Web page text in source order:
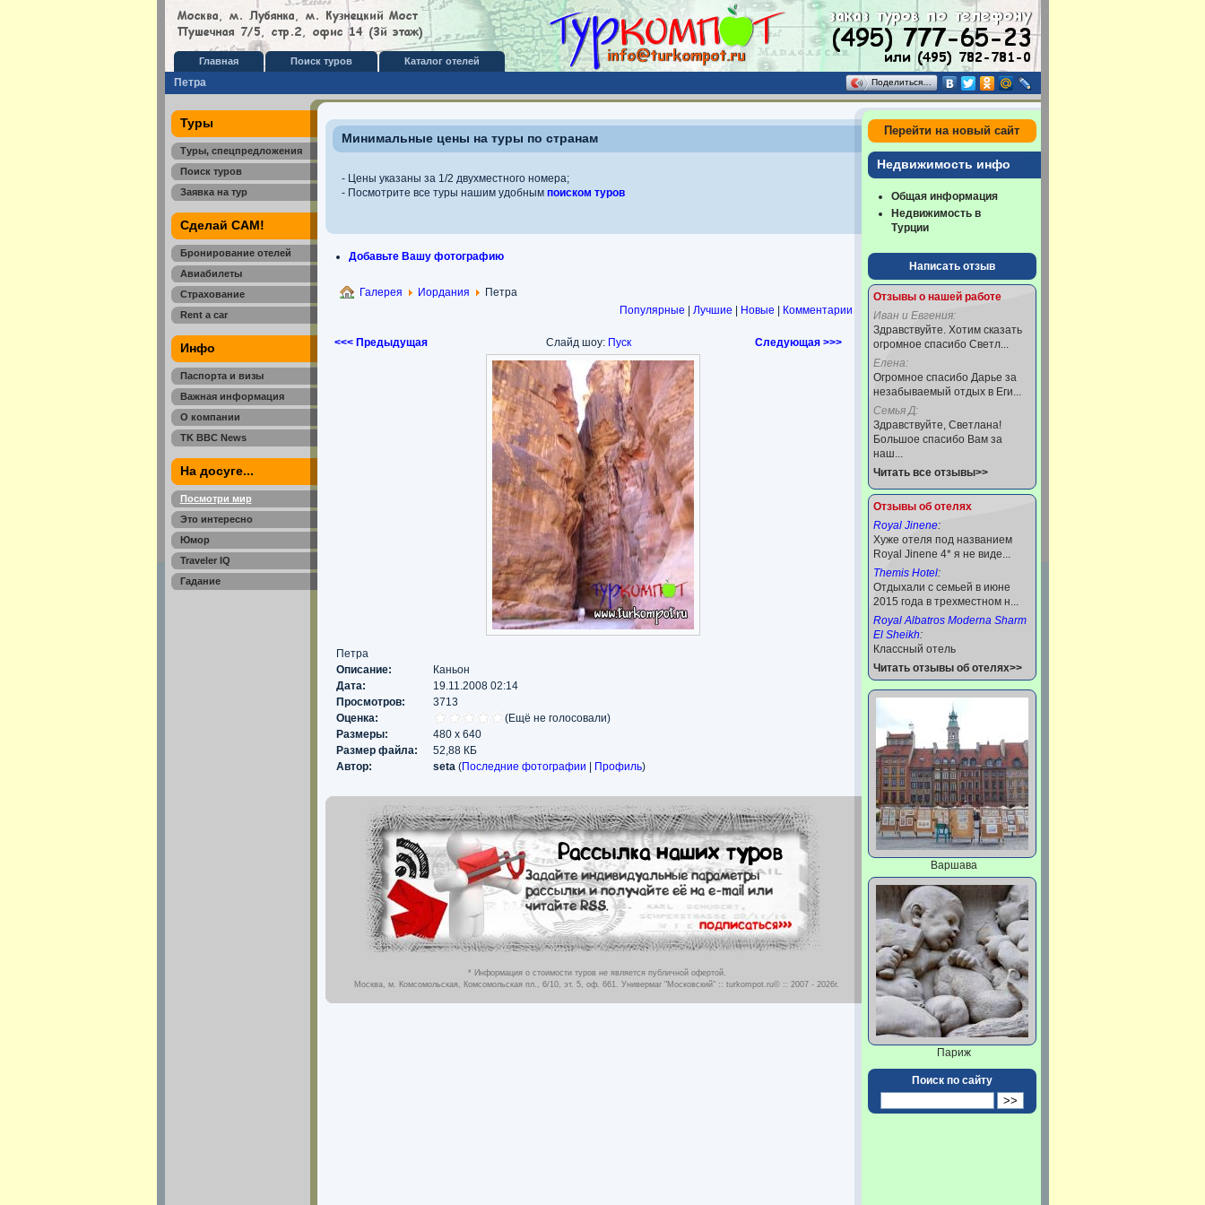
Главная Поиск туров Каталог отелей
Петра Поделиться…
Туры
Туры, спецпредложения
Поиск туров
Заявка на тур
Сделай САМ!
Бронирование отелей
Авиабилеты
Страхование
Rent a car
Инфо
Паспорта и визы
Важная информация
О компании
TK BBC News
На досуге...
Посмотри мир
Это интересно
Юмор
Traveler IQ
Гадание
Минимальные цены на туры по странам
- Цены указаны за 1/2 двухместного номера;
- Посмотрите все туры нашим удобным поиском туров
Добавьте Вашу фотографию
Галерея Иордания
Петра
Популярные
Лучшие Новые Комментарии
<<< Предыдущая Слайд шоу: Пуск Следующая >>>
Петра
Описание:
Каньон
Дата:
19.11.2008 02:14
Просмотров:
3713
Оценка:
(Ещё не голосовали)
Размеры:
480 x 640
Размер файла:
52,88 КБ
Автор:
seta(Последние фотографии Профиль)
* Информация о стоимости туров не является публичной офертой.
Москва, м. Комсомольская, Комсомольская пл., 6/10, эт. 5, оф. 661. Универмаг "Московский" :: turkompot.ru© :: 2007 - 2026г.
Перейти на новый сайт
Недвижимость инфо
Общая информация
Недвижимость в
Турции
Написать отзыв
Отзывы о нашей работе
Иван и Евгения:
Здравствуйте. Хотим сказать
огромное спасибо Светл...
Елена:
Огромное спасибо Дарье за
незабываемый отдых в Еги...
Семья Д:
Здравствуйте, Светлана!
Большое спасибо Вам за
наш...
Читать все отзывы>>
Отзывы об отелях
Royal Jinene:
Хуже отеля под названием
Royal Jinene 4* я не виде...
Themis Hotel:
Отдыхали с семьей в июне
2015 года в трехместном н...
Royal Albatros Moderna Sharm
El Sheikh:
Классный отель
Читать отзывы об отелях>>
Варшава
Париж
Поиск по сайту